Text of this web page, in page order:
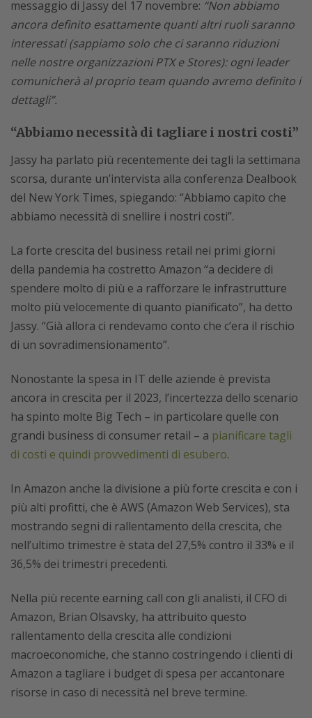
messaggio di Jassy del 17 novembre: “Non abbiamo
ancora definito esattamente quanti altri ruoli saranno
interessati (sappiamo solo che ci saranno riduzioni
nelle nostre organizzazioni PTX e Stores): ogni leader
comunicherà al proprio team quando avremo definito i
dettagli”.
“Abbiamo necessità di tagliare i nostri costi”
Jassy ha parlato più recentemente dei tagli la settimana
scorsa, durante un’intervista alla conferenza Dealbook
del New York Times, spiegando: “Abbiamo capito che
abbiamo necessità di snellire i nostri costi”.
La forte crescita del business retail nei primi giorni
della pandemia ha costretto Amazon “a decidere di
spendere molto di più e a rafforzare le infrastrutture
molto più velocemente di quanto pianificato”, ha detto
Jassy. “Già allora ci rendevamo conto che c’era il rischio
di un sovradimensionamento”.
Nonostante la spesa in IT delle aziende è prevista
ancora in crescita per il 2023, l’incertezza dello scenario
ha spinto molte Big Tech – in particolare quelle con
grandi business di consumer retail – a pianificare tagli
di costi e quindi provvedimenti di esubero.
In Amazon anche la divisione a più forte crescita e con i
più alti profitti, che è AWS (Amazon Web Services), sta
mostrando segni di rallentamento della crescita, che
nell’ultimo trimestre è stata del 27,5% contro il 33% e il
36,5% dei trimestri precedenti.
Nella più recente earning call con gli analisti, il CFO di
Amazon, Brian Olsavsky, ha attribuito questo
rallentamento della crescita alle condizioni
macroeconomiche, che stanno costringendo i clienti di
Amazon a tagliare i budget di spesa per accantonare
risorse in caso di necessità nel breve termine.